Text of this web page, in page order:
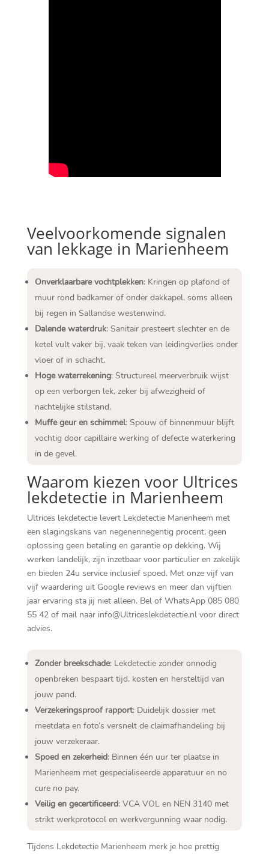
Veelvoorkomende signalen
van lekkage in Marienheem
Onverklaarbare vochtplekken: Kringen op plafond of
muur rond badkamer of onder dakkapel, soms alleen
bij regen in Sallandse westenwind.​
Dalende waterdruk: Sanitair presteert slechter en de
ketel vult vaker bij, vaak teken van leidingverlies onder
vloer of in schacht.​
Hoge waterrekening: Structureel meerverbruik wijst
op een verborgen lek, zeker bij afwezigheid of
nachtelijke stilstand.​
Muffe geur en schimmel: Spouw of binnenmuur blijft
vochtig door capillaire werking of defecte waterkering
in de gevel.​
Waarom kiezen voor Ultrices
lekdetectie in Marienheem
Ultrices lekdetectie levert Lekdetectie Marienheem met
een slagingskans van negenennegentig procent, geen
oplossing geen betaling en garantie op dekking.​ Wij
werken landelijk, zijn inzetbaar voor particulier en zakelijk
en bieden 24u service inclusief spoed.​ Met onze vijf van
vijf waardering uit Google reviews en meer dan vijftien
jaar ervaring sta jij niet alleen.​ Bel of WhatsApp 085 080
55 42 of mail naar info@Ultriceslekdetectie.​nl voor direct
advies.​
Zonder breekschade: Lekdetectie zonder onnodig
openbreken bespaart tijd, kosten en hersteltijd van
jouw pand.​
Verzekeringsproof rapport: Duidelijk dossier met
meetdata en foto’s versnelt de claimafhandeling bij
jouw verzekeraar.​
Spoed en zekerheid: Binnen één uur ter plaatse in
Marienheem met gespecialiseerde apparatuur en no
cure no pay.​
Veilig en gecertificeerd: VCA VOL en NEN 3140 met
strikt werkprotocol en werkvergunning waar nodig.​
Tijdens Lekdetectie Marienheem merk je hoe prettig